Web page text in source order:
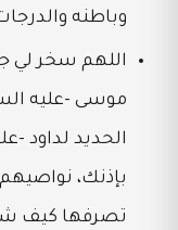
وباطنه
اللهم سخر لي
موسى -عليه
الحديد لداود -
بإذنك،
تصرفها كيف